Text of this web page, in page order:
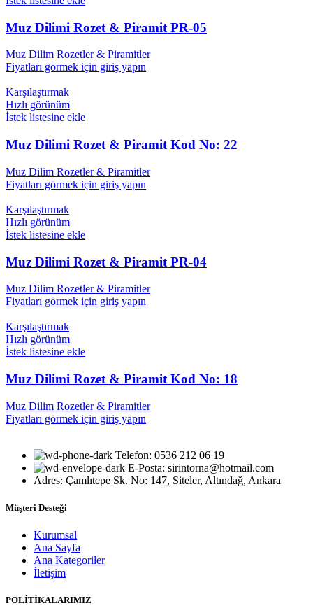
Muz Dilimi Rozet & Piramit PR-05
Muz Dilim Rozetler & Piramitler
Fiyatları görmek için giriş yapın
Karşılaştırmak
Hızlı görünüm
İstek listesine ekle
Muz Dilimi Rozet & Piramit Kod No: 22
Muz Dilim Rozetler & Piramitler
Fiyatları görmek için giriş yapın
Karşılaştırmak
Hızlı görünüm
İstek listesine ekle
Muz Dilimi Rozet & Piramit PR-04
Muz Dilim Rozetler & Piramitler
Fiyatları görmek için giriş yapın
Karşılaştırmak
Hızlı görünüm
İstek listesine ekle
Muz Dilimi Rozet & Piramit Kod No: 18
Muz Dilim Rozetler & Piramitler
Fiyatları görmek için giriş yapın
Telefon: 0536 212 06 19
E-Posta: sirintorna@hotmail.com
Adres: Çamlıtepe Sk. No: 147, Siteler, Altındağ, Ankara
Müşteri Desteği
Kurumsal
Ana Sayfa
Ana Kategoriler
İletişim
POLİTİKALARIMIZ